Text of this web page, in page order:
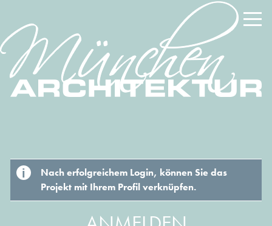
Nach erfolgreichem Login, können Sie das
Projekt mit Ihrem Profil verknüpfen.